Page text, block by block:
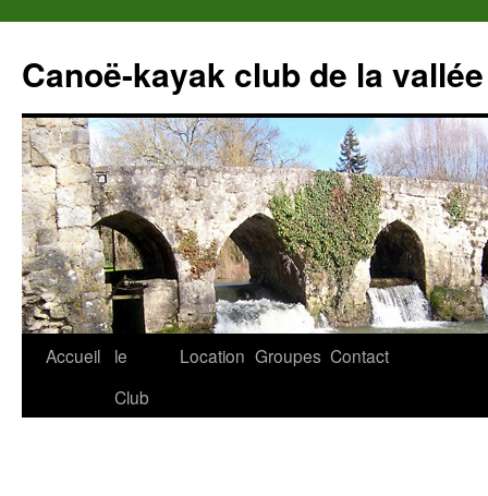
Canoë-kayak club de la
Accueil
le
Club
Location Groupes Contact